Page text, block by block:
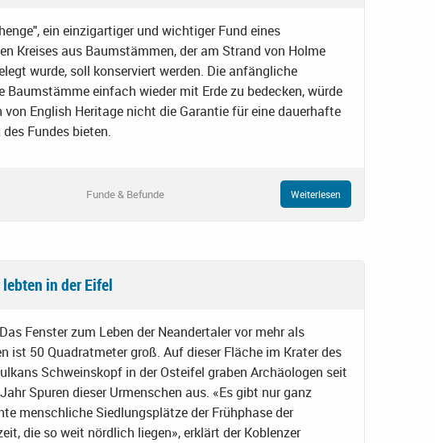
ein einzigartiger und wichtiger Fund eines
Kreises aus Baumstämmen, der am Strand von Holme
wurde, soll konserviert werden. Die anfängliche
Baumstämme einfach wieder mit Erde zu bedecken, würde
von English Heritage nicht die Garantie für eine dauerhafte
Fundes bieten.
Funde & Befunde Weiterlesen
in der Eifel
Fenster zum Leben der Neandertaler vor mehr als
ist 50 Quadratmeter groß. Auf dieser Fläche im Krater des
Schweinskopf in der Osteifel graben Archäologen seit
Spuren dieser Urmenschen aus. «Es gibt nur ganz
menschliche Siedlungsplätze der Frühphase der
die so weit nördlich liegen», erklärt der Koblenzer